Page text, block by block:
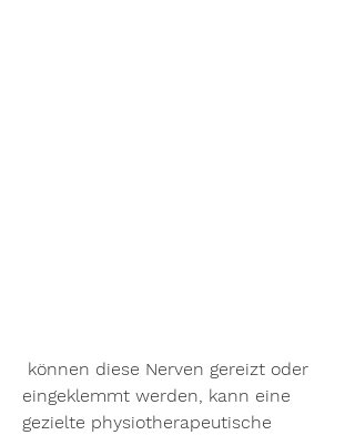
eingeklemmt werden, kann eine
gezielte physiotherapeutische